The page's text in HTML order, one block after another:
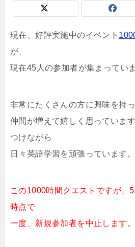
現在、好評実施中のイベント
が、
現在45人の参加者が集まっていま
非常にたくさんの方に興味を持
仲間が増えて嬉しく思っていま
つけながら
日々英語学習を頑張っています。
この1000時間クエストですが、
時点で
一度、新規参加者を中止します。